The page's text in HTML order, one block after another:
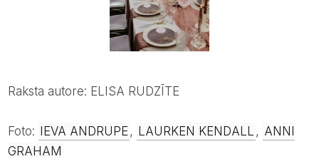
Raksta autore: ELISA RUDZĪTE
Foto: IEVA ANDRUPE , LAURKEN KENDALL , ANNI
GRAHAM